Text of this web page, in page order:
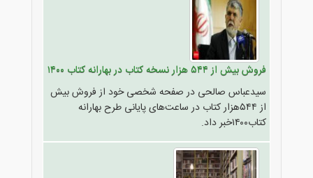
فروش بیش از ۵۴۴ هزار نسخه کتاب در بهارانه کتاب ١٤٠۰
سیدعباس صالحی در صفحه شخصی خود از فروش بیش
از ۵۴۴هزار کتاب در ساعت‌های پایانی طرح بهارانه
کتاب۱۴۰۰خبر داد.